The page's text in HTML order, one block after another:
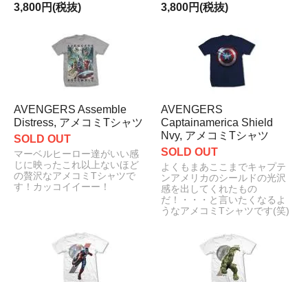
3,800円(税抜)
3,800円(税抜)
AVENGERS Assemble
Distress, アメコミTシャツ
SOLD OUT
マーベルヒーロー達がいい感
じに映ったこれ以上ないほど
の贅沢なアメコミTシャツで
す！カッコイイーー！
AVENGERS
Captainamerica Shield
Nvy, アメコミTシャツ
SOLD OUT
よくもまあここまでキャプテ
ンアメリカのシールドの光沢
感を出してくれたもの
だ！・・・と言いたくなるよ
うなアメコミTシャツです(笑)